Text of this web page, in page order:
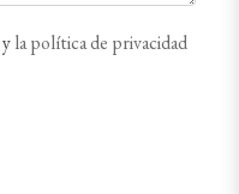
yla política de privacidad